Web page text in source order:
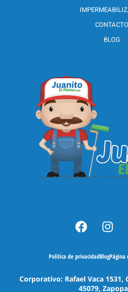
CONTACTO
BLOG
Política de privacidadBlogPágina
Corporativo: Rafael Vaca 1531,
45079,